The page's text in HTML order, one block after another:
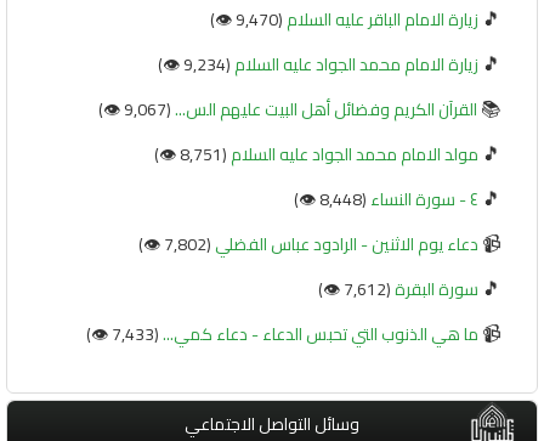
🎵 زيارة الامام الباقر عليه السلام(9,470 👁️)
🎵 زيارة الامام محمد الجواد عليه السلام(9,234 👁️)
📚القرآن الكريم وفضائل أهل البيت عليهم الس...(9,067 👁️)
🎵 مولد الامام محمد الجواد عليه السلام(8,751 👁️)
🎵 ٤ - سورة النساء (8,448 👁️)
📹دعاء يوم الاثنين - الرادود عباس الفضلي(7,802 👁️)
🎵 سورة البقرة(7,612 👁️)
📹ما هي الذنوب التي تحبس الدعاء - دعاء كمي...(7,433 👁️)
وسائل التواصل الاجتماعي